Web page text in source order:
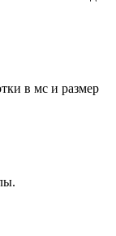
в мс и размер